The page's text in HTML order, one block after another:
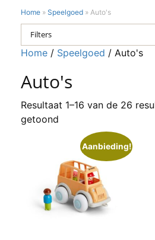
Home » Speelgoed » Auto's
Home / Speelgoed / Auto's
Auto's
Resultaat 1–16 van de 26
getoond
Aanbieding!
Filters